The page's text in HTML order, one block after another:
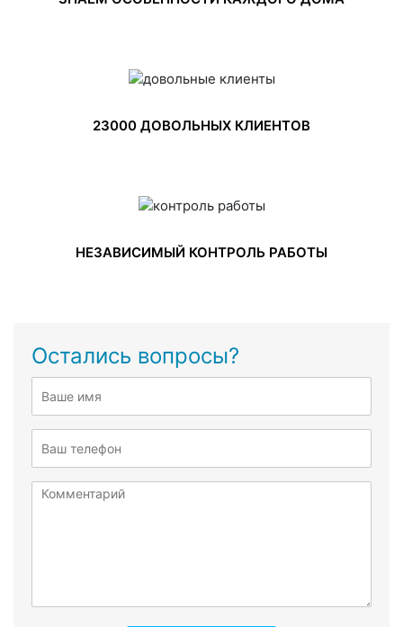
23000 ДОВОЛЬНЫХ КЛИЕНТОВ
НЕЗАВИСИМЫЙ КОНТРОЛЬ РАБОТЫ
Остались вопросы?